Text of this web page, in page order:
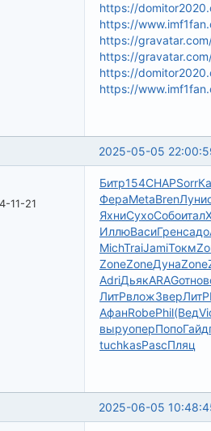
https://
https://
https://
https://
https://
https://
2025-05-05
11-21
Битр154CHAPSorr
ФераMetaBrenЛуни
ЯхниСухоСобоитал
ИллюВасиГренсадо
MichTraiJamiТокм
ZoneZoneДунаZone
AdriДьякARAGотно
ЛитРвложЗверЛитР
АфанRobePhil(Вед
выруоперПопоГайд
tuchkasPascПляц
2025-06-05